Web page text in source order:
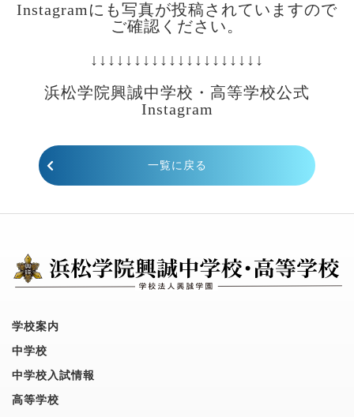
Instagramにも写真が投稿されていますので
ご確認ください。
↓↓↓↓↓↓↓↓↓↓↓↓↓↓↓↓↓↓↓↓
浜松学院興誠中学校・高等学校公式
Instagram
一覧に戻る
学校案内
中学校
中学校入試情報
高等学校